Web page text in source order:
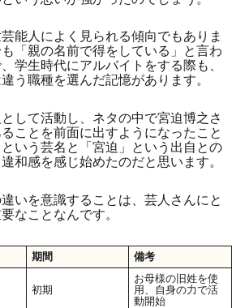
能人によく見られる傾向でもありま
「親の名前で得をしている」と言わ
学生時代にアルバイトをする際も、
う職種を選んだ記憶があります。
して活動し、ネタの中で宮迫博之さ
ことを前面に出すようになったこと
いう芸名と「宮迫」という出自との
和感を感じ始めたのだと思います。
いを意識することは、芸人さんにと
なことなんです。
期間 備考
初期
お母様の旧姓を使
用、自身の力で活
動開始